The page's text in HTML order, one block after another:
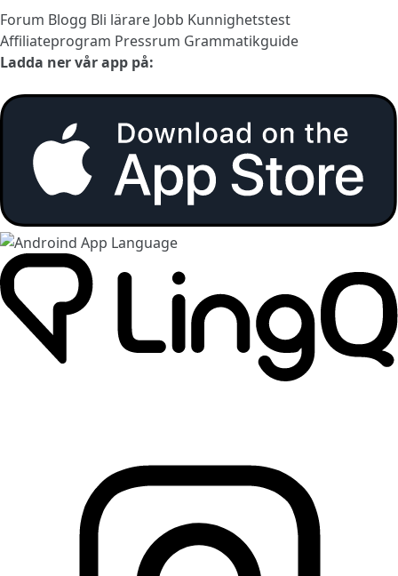
Forum Blogg Bli lärare Jobb Kunnighetstest
Affiliateprogram Pressrum Grammatikguide
Ladda ner vår app på: